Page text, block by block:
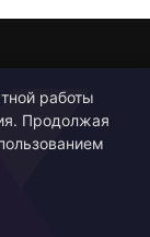
работы
Продолжая